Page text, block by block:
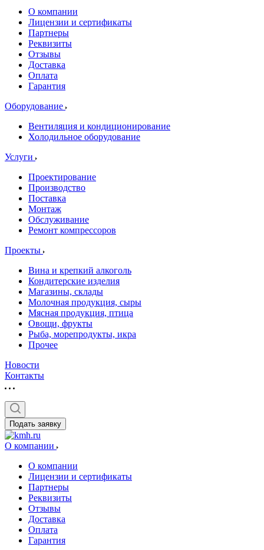
О компании
Лицензии и сертификаты
Партнеры
Реквизиты
Отзывы
Доставка
Оплата
Гарантия
Оборудование
Вентиляция и кондиционирование
Холодильное оборудование
Услуги
Проектирование
Производство
Поставка
Монтаж
Обслуживание
Ремонт компрессоров
Проекты
Вина и крепкий алкоголь
Кондитерские изделия
Магазины, склады
Молочная продукция, сыры
Мясная продукция, птица
Овощи, фрукты
Рыба, морепродукты, икра
Прочее
Новости
Контакты
Подать заявку
О компании
О компании
Лицензии и сертификаты
Партнеры
Реквизиты
Отзывы
Доставка
Оплата
Гарантия